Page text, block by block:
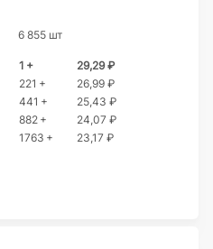
6 855 шт
1 +
29,29 ₽
221 +
26,99 ₽
441 +
25,43 ₽
882 +
24,07 ₽
1763 +
23,17 ₽